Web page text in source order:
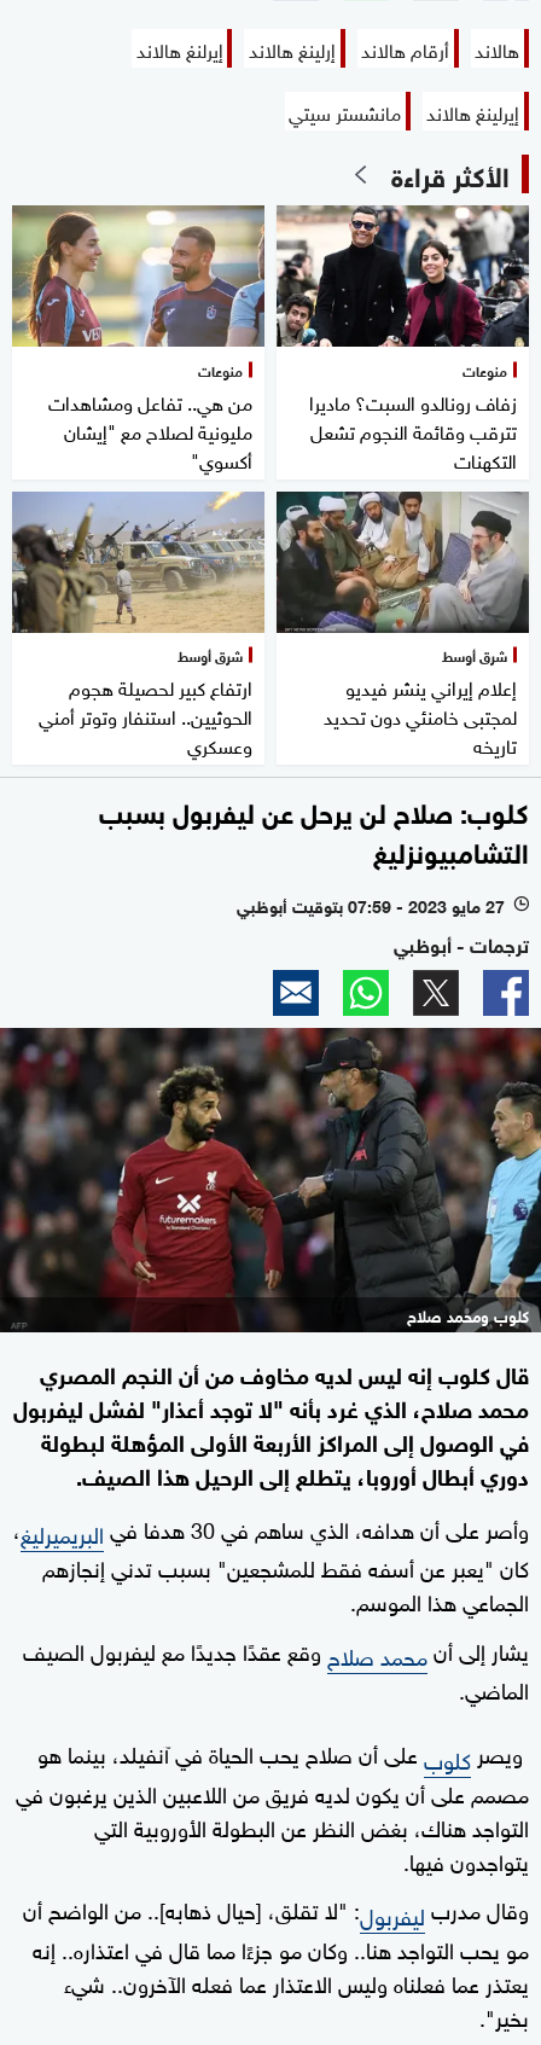
هالاند أرقام هالاند إرلينغ هالاند
إيرلنغ هالاند
إيرلينغ هالاند
مانشستر سيتي
الأكثر قراءة
منوعات
زفاف رونالدو السبت؟ ماديرا
تترقب وقائمة النجوم تشعل
التكهنات
منوعات
من هي.. تفاعل ومشاهدات
مليونية لصلاح مع "إيشان
أكسوي"
شرق أوسط
إعلام إيراني ينشر فيديو
لمجتبى خامنئي دون تحديد
تاريخه
شرق أوسط
ارتفاع كبير لحصيلة هجوم
الحوثيين.. استنفار وتوتر أمني
وعسكري
كلوب: صلاح لن يرحل عن ليفربول بسبب
التشامبيونزليغ
l 27 مايو 2023 - 07:59 بتوقيت أبوظبي
ترجمات - أبوظبي
كلوب ومحمد صلاح
قال كلوب إنه ليس لديه مخاوف من أن النجم المصري
محمد صلاح، الذي غرد بأنه "لا توجد أعذار" لفشل ليفربول
في الوصول إلى المراكز الأربعة الأولى المؤهلة لبطولة
دوري أبطال أوروبا، يتطلع إلى الرحيل هذا الصيف.
وأصر على أن هدافه، الذي ساهم في 30 هدفا في البريميرليغ،
كان "يعبر عن أسفه فقط للمشجعين" بسبب تدني إنجازهم
الجماعي هذا الموسم.
يشار إلى أنمحمد صلاح وقع عقدًا جديدًا مع ليفربول الصيف
الماضي.
ويصر كلوبعلى أن صلاح يحب الحياة في آنفيلد، بينما هو
مصمم على أن يكون لديه فريق من اللاعبين الذين يرغبون في
التواجد هناك، بغض النظر عن البطولة الأوروبية التي
يتواجدون فيها.
وقال مدربليفربول: "لا تقلق، [حيال ذهابه].. من الواضح أن
مو يحب التواجد هنا.. وكان مو جزءًا مما قال في اعتذاره.. إنه
يعتذر عما فعلناه وليس الاعتذار عما فعله الآخرون.. شيء
بخير".